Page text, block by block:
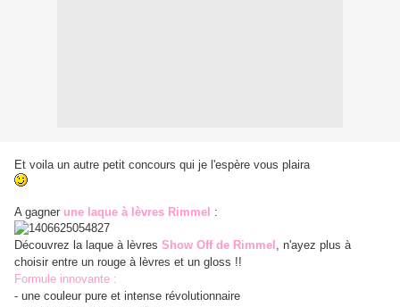
Et voila un autre petit concours qui je l'espère vous plaira
A gagner une laque à lèvres Rimmel :
Découvrez la laque à lèvres Show Off de Rimmel , n'ayez plus à
choisir entre un rouge à lèvres et un gloss !!
Formule innovante :
- une couleur pure et intense révolutionnaire